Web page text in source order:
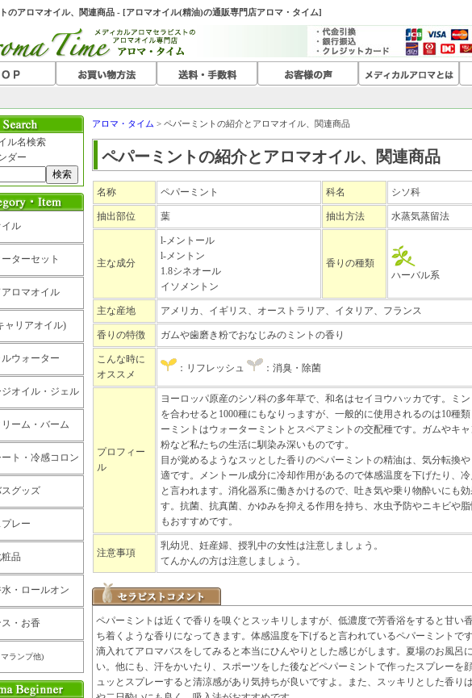
のアロマオイル、関連商品 - [アロマオイル(精油)の通販専門店アロマ・タイム]
ル名検索
ダー
ル
ターセット
ロマオイル
ャリアオイル)
ウォーター
オイル・ジェル
ーム・バーム
ト・冷感コロン
グッズ
レー
品
・ロールオン
・お香
ランプ他)
アロマ・タイム > ペパーミントの紹介とアロマオイル、関連商品
ペパーミントの紹介とアロマオイル、関連商品
名称 ペパーミント 科名 シソ科
抽出部位 葉 抽出方法 水蒸気蒸留法
主な成分
l-メントール
l-メントン
1.8シネオール
イソメントン
香りの種類
ハーバル系
主な産地 アメリカ、イギリス、オーストラリア、イタリア、フランス
香りの特徴 ガムや歯磨き粉でおなじみのミントの香り
こんな時に
オススメ
：リフレッシュ ：消臭・除菌
プロフィー
ル
ヨーロッパ原産のシソ科の多年草で、和名はセイヨウハッカです。ミ
を合わせると1000種にもなりっますが、一般的に使用されるのは10種
ーミントはウォーターミントとスペアミントの交配種です。ガムやキ
粉など私たちの生活に馴染み深いものです。
目が覚めるようなスッとした香りのペパーミントの精油は、気分転換
適です。メントール成分に冷却作用があるので体感温度を下げたり、
と言われます。消化器系に働きかけるので、吐き気や乗り物酔いにも効
す。抗菌、抗真菌、かゆみを抑える作用を持ち、水虫予防やニキビや
もおすすめです。
注意事項
乳幼児、妊産婦、授乳中の女性は注意しましょう。
てんかんの方は注意しましょう。
ペパーミントは近くで香りを嗅ぐとスッキリしますが、低濃度で芳香浴をすると甘い
ち着くような香りになってきます。体感温度を下げると言われているペパーミントで
滴入れてアロマバスをしてみると本当にひんやりとした感じがします。夏場のお風呂
い。他にも、汗をかいたり、スポーツをした後などペパーミントで作ったスプレーを
ュッとスプレーすると清涼感があり気持ちが良いですよ。また、スッキリとした香り